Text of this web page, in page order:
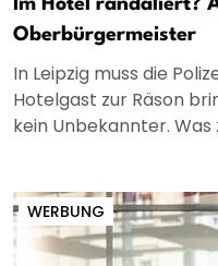
Im Hotel randaliert?
Oberbürgermeister
In Leipzig muss die
Hotelgast zur Räson
kein Unbekannter. Was
WERBUNG